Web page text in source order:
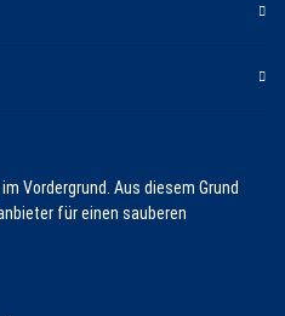
Vordergrund. Aus diesem Grund
für einen sauberen